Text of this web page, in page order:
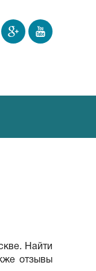
Найти
отзывы